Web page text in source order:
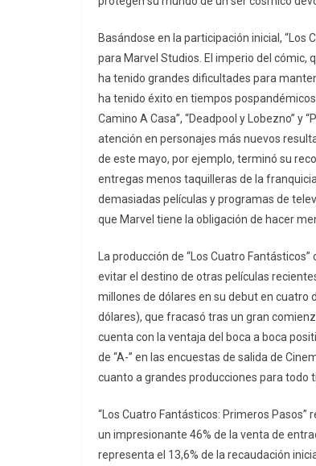
Basándose en la participación inicial,
para Marvel Studios. El imperio del cómic,
ha tenido grandes dificultades para
ha tenido éxito en tiempos
Camino A Casa”, “Deadpool y Lobezno” y
atención en personajes más nuevos
de este mayo, por ejemplo, terminó su
entregas menos taquilleras de la
demasiadas películas y programas de
que Marvel tiene la obligación de hacer
La producción de “Los Cuatro
evitar el destino de otras películas
millones de dólares en su debut en cuatro
dólares), que fracasó tras un gran
cuenta con la ventaja del boca a boca
de “A-” en las encuestas de salida de
cuanto a grandes producciones para todo
“Los Cuatro Fantásticos: Primeros
un impresionante 46% de la venta de
representa el 13,6% de la recaudación